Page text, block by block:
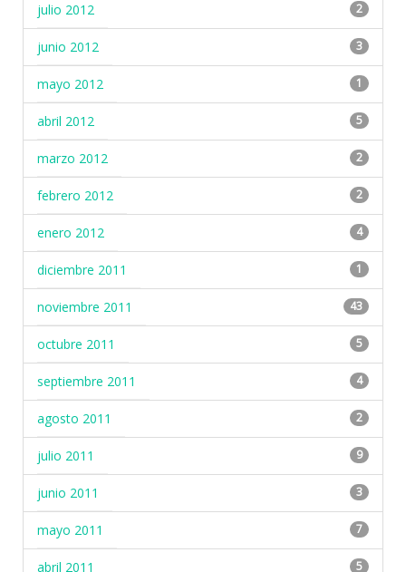
julio 2012 2
junio 2012 3
mayo 2012 1
abril 2012 5
marzo 2012 2
febrero 2012 2
enero 2012 4
diciembre 2011 1
noviembre 2011 43
octubre 2011 5
septiembre 2011 4
agosto 2011 2
julio 2011 9
junio 2011 3
mayo 2011 7
abril 2011 5